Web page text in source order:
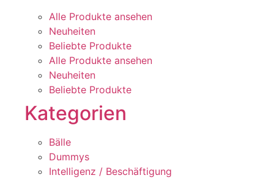
Alle Produkte ansehen
Neuheiten
Beliebte Produkte
Alle Produkte ansehen
Neuheiten
Beliebte Produkte
Kategorien
Bälle
Dummys
Intelligenz / Beschäftigung